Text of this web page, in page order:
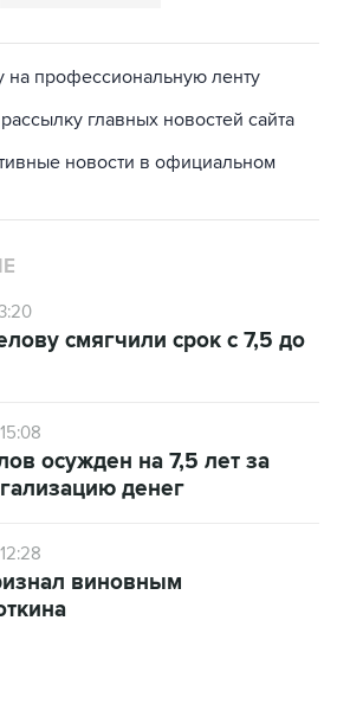
на профессиональную ленту
главных новостей сайта
новости в официальном
смягчили срок с 7,5 до
осужден на 7,5 лет за
денег
виновным